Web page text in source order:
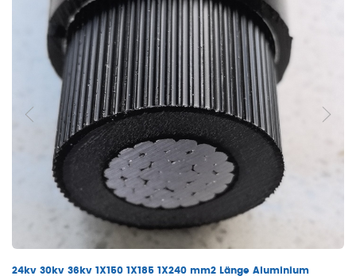
24kv 30kv 36kv 1X150 1X185 1X240 mm2 Länge Aluminium